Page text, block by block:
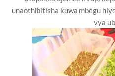
unaothibitisha kuwa mbegu
vya